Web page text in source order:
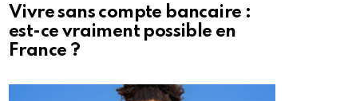
Vivre sans compte bancaire :
est-ce vraiment possible en
France ?